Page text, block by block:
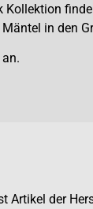
Kollektion
in den
Artikel der